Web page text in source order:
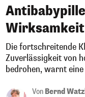
Die fortschreitende
Zuverlässigkeit von
bedrohen, warnt
Von Bernd